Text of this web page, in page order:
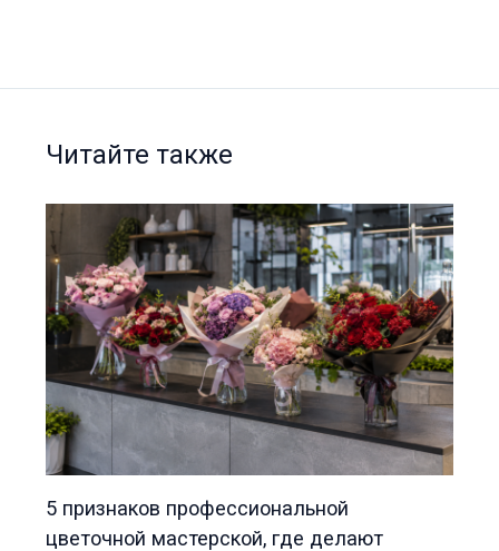
Читайте также
5 признаков профессиональной
цветочной мастерской, где делают